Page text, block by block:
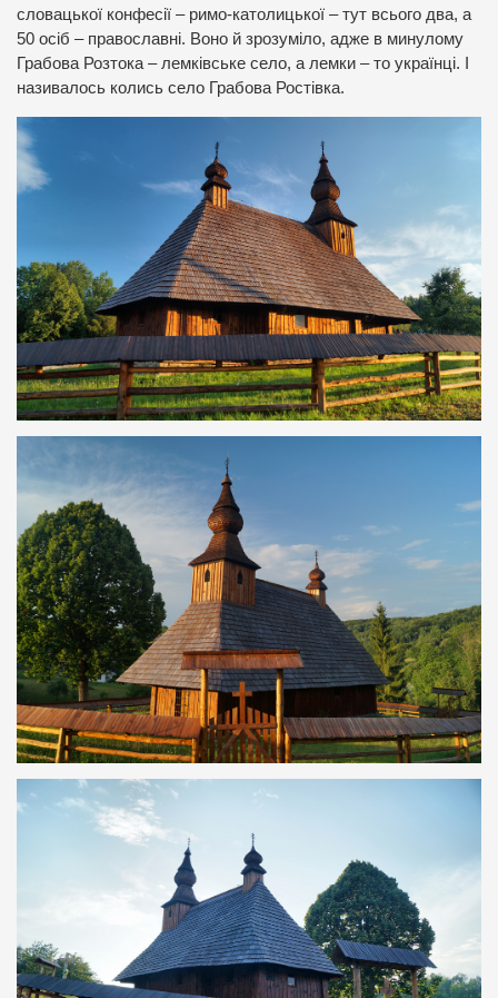
словацької конфесії – римо-католицької – тут всього два, а
50 осіб – православні. Воно й зрозуміло, адже в минулому
Грабова Розтока – лемківське село, а лемки – то українці. І
називалось колись село Грабова Ростівка.